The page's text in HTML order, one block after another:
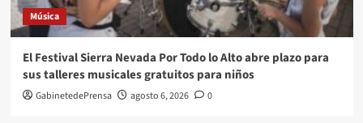
Música
El Festival Sierra Nevada Por Todo lo Alto abre plazo para
sus talleres musicales gratuitos para niños
GabinetedePrensa agosto 6, 2026 0